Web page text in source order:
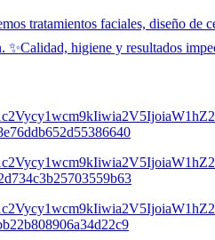
tratamientos faciales, diseño de
✨️Calidad, higiene y resultados